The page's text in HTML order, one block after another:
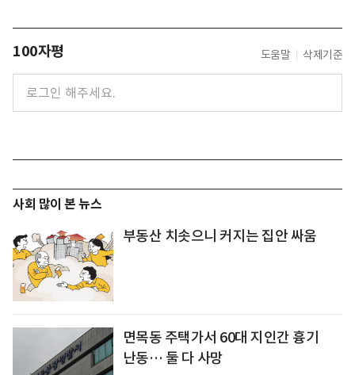
100자평 도움말 삭제기준
사회 많이 본 뉴스
부동산 치솟으니 커지는 집안 싸움
면목동 주택가서 60대 지인간 흉기
난동… 둘 다 사망